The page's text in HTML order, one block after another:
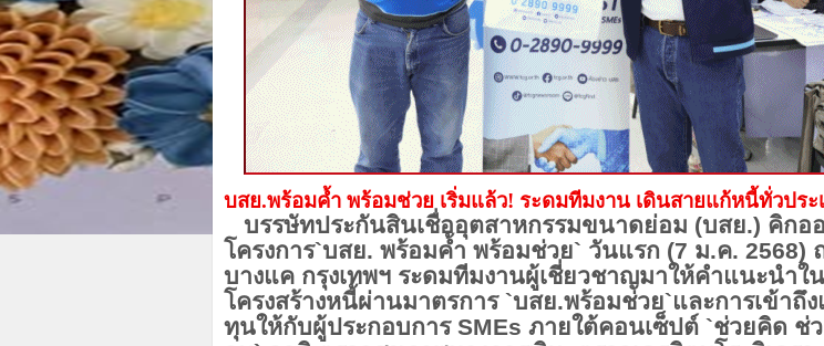
บสย.พร้อมค้ำ พร้อมช่วย เริ่มแล้ว! ระดมทีมงาน เดินสายแก้หนี้ทั่วประ
บรรษัทประกันสินเชื่ออุตสาหกรรมขนาดย่อม (บสย.) คิกอ
โครงการ`บสย. พร้อมค้ำ พร้อมช่วย` วันแรก (7 ม.ค. 2568)
บางแค กรุงเทพฯ ระดมทีมงานผู้เชี่ยวชาญมาให้คำแนะนำใ
โครงสร้างหนี้ผ่านมาตรการ `บสย.พร้อมช่วย`และการเข้าถึ
ทุนให้กับผู้ประกอบการ SMEs ภายใต้คอนเซ็ปต์ `ช่วยคิด ช่